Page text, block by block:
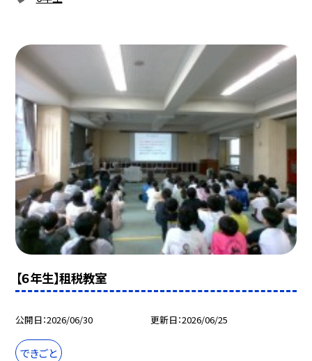
【６年生】租税教室
公開日 2026/06/30 更新日 2026/06/25
できごと